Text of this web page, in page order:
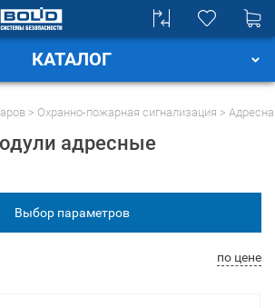
КАТАЛОГ
Охранно-пожарная сигнализация
адресные
Выбор параметров
по цене